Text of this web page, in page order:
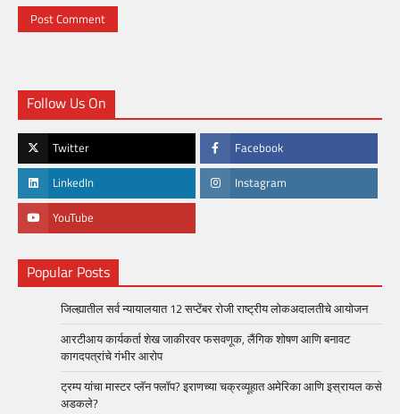
Follow Us On
Twitter Facebook
LinkedIn Instagram
YouTube
Popular Posts
जिल्ह्यातील सर्व न्यायालयात 12 सप्टेंबर रोजी राष्ट्रीय लोकअदालतीचे आयोजन
आरटीआय कार्यकर्ता शेख जाकीरवर फसवणूक, लैंगिक शोषण आणि बनावट
कागदपत्रांचे गंभीर आरोप
ट्रम्प यांचा मास्टर प्लॅन फ्लॉप? इराणच्या चक्रव्यूहात अमेरिका आणि इस्रायल कसे
अडकले?